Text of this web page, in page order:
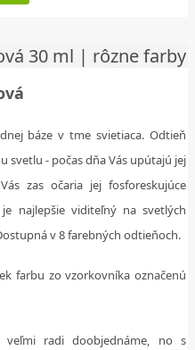
30 ml | rôzne farby
báze v tme svietiaca. Odtieň
svetlu - počas dňa Vás upútajú jej
zas očaria jej fosforeskujúce
najlepšie viditeľný na svetlých
v 8 farebných odtieňoch.
farbu zo vzorkovníka označenú
veľmi radi doobjednáme, no s